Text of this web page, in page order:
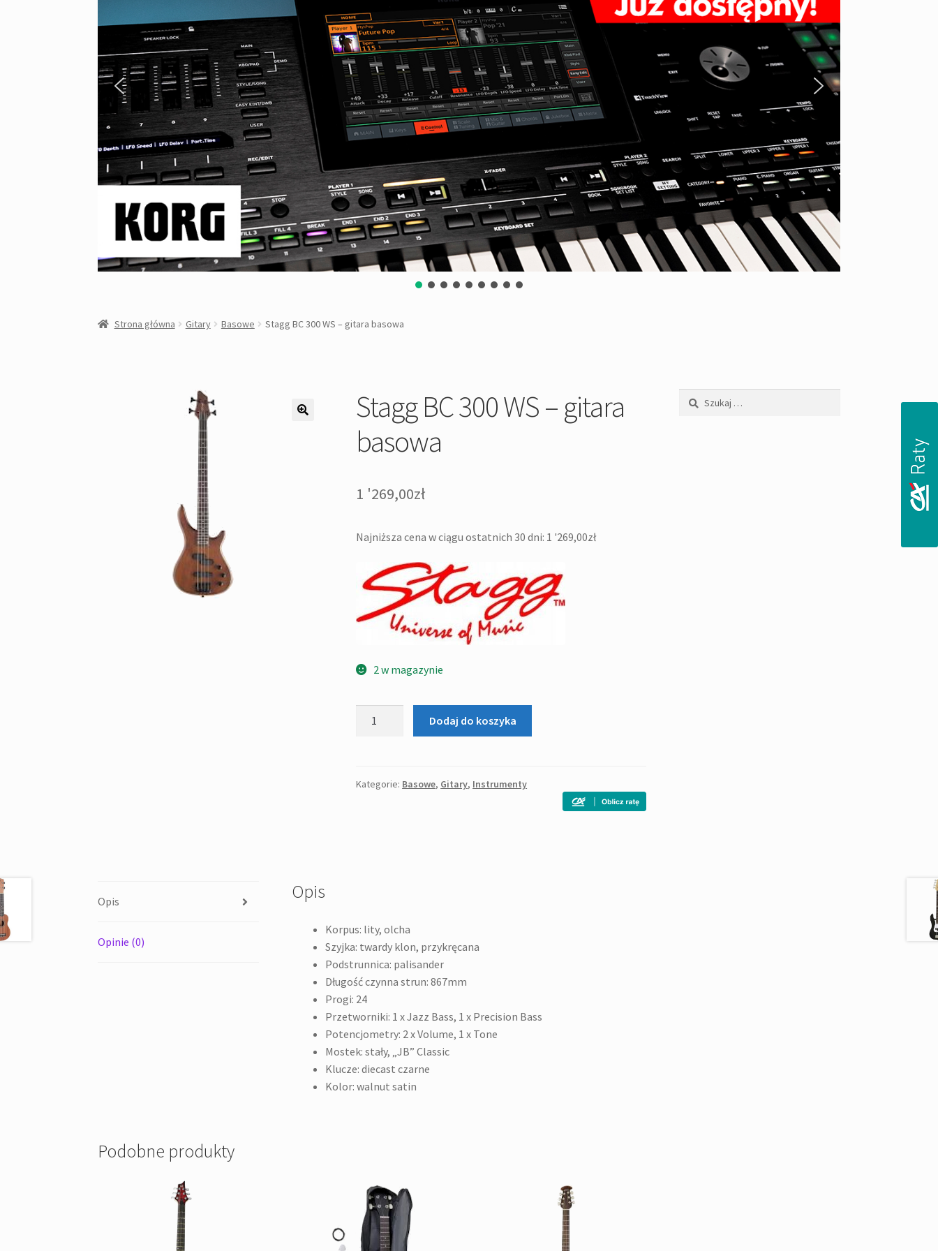
Strona główna Gitary Basowe Stagg BC 300 WS – gitara basowa
Stagg BC 300 WS – gitara
basowa
1 '269,00zł
Najniższa cena w ciągu ostatnich 30 dni: 1 '269,00zł
2 w magazynie
WS
Dodaj do koszyka
Kategorie: Basowe, Gitary, Instrumenty
Opis
Opinie (0)
Opis
Korpus: lity, olcha
Szyjka: twardy klon, przykręcana
Podstrunnica: palisander
Długość czynna strun: 867mm
Progi: 24
Przetworniki: 1 x Jazz Bass, 1 x Precision Bass
Potencjometry: 2 x Volume, 1 x Tone
Mostek: stały, „JB” Classic
Klucze: diecast czarne
Kolor: walnut satin
Podobne produkty
Szukaj: